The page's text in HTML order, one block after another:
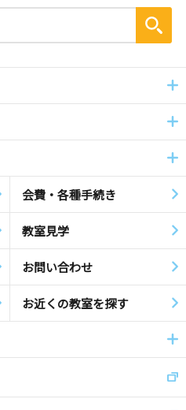
会費・各種手続き
教室見学
お問い合わせ
お近くの教室を探す